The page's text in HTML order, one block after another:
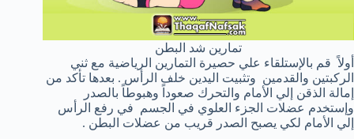
تمارين شد البطن
أولاً قم بالإستلقاء علي حصيرة التمارين الرياضية مع ثني
الركبتين والقدمين وتثبيت اليدين خلف الرأس . بعدها تأكد من
إمالة الذقن إلي الأمام والتحرك صعوداً وهبوطاً بالصدر
وإستخدم عضلات الجزء العلوي في الجسم في رفع الرأس
إلي الأمام لكي يصبح الصدر قريب من عضلات البطن .